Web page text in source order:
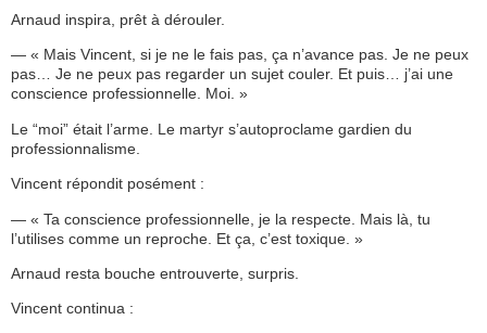
Arnaud inspira, prêt à dérouler.
— « Mais Vincent, si je ne le fais pas, ça n’avance pas. Je ne peux
pas… Je ne peux pas regarder un sujet couler. Et puis… j’ai une
conscience professionnelle. Moi. »
Le “moi” était l’arme. Le martyr s’autoproclame gardien du
professionnalisme.
Vincent répondit posément :
— « Ta conscience professionnelle, je la respecte. Mais là, tu
l’utilises comme un reproche. Et ça, c’est toxique. »
Arnaud resta bouche entrouverte, surpris.
Vincent continua :